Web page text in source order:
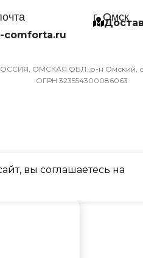
comforta.ru
г. Омск
ОМСКАЯ ОБЛ.,р-н Омский,
ОГРН 323554300086063
вы соглашаетесь на